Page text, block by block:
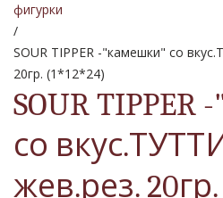
фигурки
/
SOUR TIPPER -"камешки" со
20гр. (1*12*24)
SOUR
со
жев.рез. 20гр.